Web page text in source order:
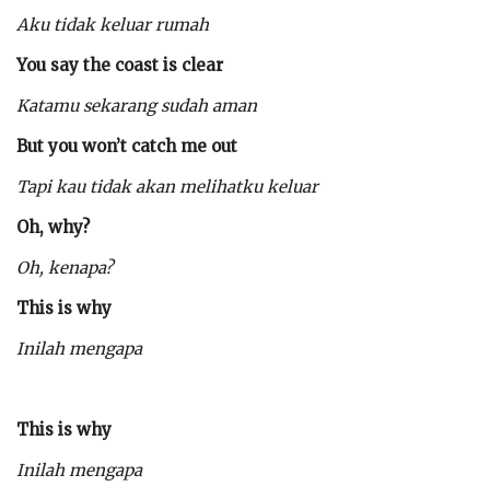
Aku tidak keluar rumah
You say the coast is clear
Katamu sekarang sudah aman
But you won’t catch me out
Tapi kau tidak akan melihatku keluar
Oh, why?
Oh, kenapa?
This is why
Inilah mengapa
This is why
Inilah mengapa